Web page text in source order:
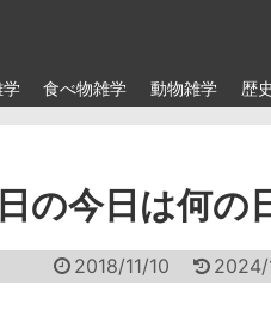
学 食べ物雑学 動物雑学 歴
の今日は何の
2018/11/10 2024/